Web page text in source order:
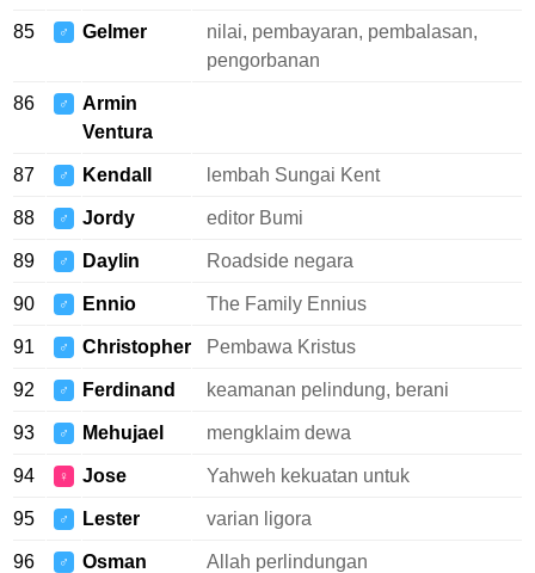
85 ♂ Gelmer
nilai, pembayaran, pembalasan,
pengorbanan
86 ♂
Armin
Ventura
87 ♂ Kendall lembah Sungai Kent
88 ♂ Jordy editor Bumi
89 ♂ Daylin Roadside negara
90 ♂ Ennio The Family Ennius
91 ♂ Christopher Pembawa Kristus
92 ♂ Ferdinand keamanan pelindung, berani
93 ♂ Mehujael mengklaim dewa
94 ♀ Jose Yahweh kekuatan untuk
95 ♂ Lester varian ligora
96 ♂ Osman Allah perlindungan